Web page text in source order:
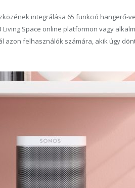
integrálása 65 funkció hangerő-
Living Space online platformon vagy
azon felhasználók számára, akik úgy